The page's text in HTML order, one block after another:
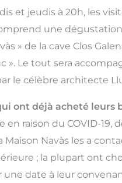
et jeudis à 20h, les
une
» de la cave Clos
». Le tout sera
le célèbre architecte
ont déjà acheté leurs
en raison du COVID-
Maison Navàs les a
; la plupart ont
date à leur